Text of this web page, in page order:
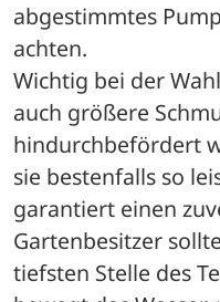
abgestimmtes
achten.
Wichtig bei der
auch größere
hindurchbefördert
sie bestenfalls so
garantiert einen
Gartenbesitzer
tiefsten Stelle des